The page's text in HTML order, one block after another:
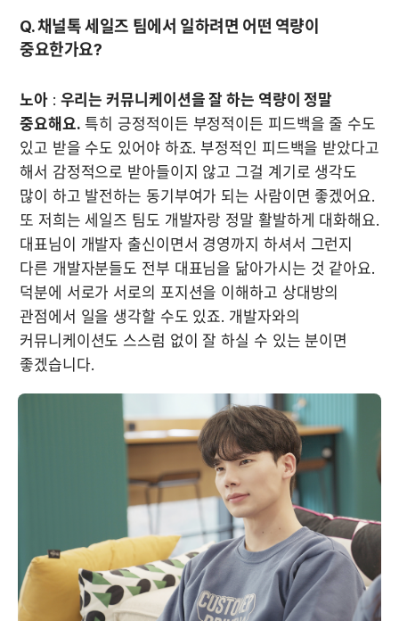
Q. 채널톡 세일즈 팀에서 일하려면 어떤 역량이
중요한가요?
노아 : 우리는 커뮤니케이션을 잘 하는 역량이 정말
중요해요. 특히 긍정적이든 부정적이든 피드백을 줄 수도
있고 받을 수도 있어야 하죠. 부정적인 피드백을 받았다고
해서 감정적으로 받아들이지 않고 그걸 계기로 생각도
많이 하고 발전하는 동기부여가 되는 사람이면 좋겠어요.
또 저희는 세일즈 팀도 개발자랑 정말 활발하게 대화해요.
대표님이 개발자 출신이면서 경영까지 하셔서 그런지
다른 개발자분들도 전부 대표님을 닮아가시는 것 같아요.
덕분에 서로가 서로의 포지션을 이해하고 상대방의
관점에서 일을 생각할 수도 있죠. 개발자와의
커뮤니케이션도 스스럼 없이 잘 하실 수 있는 분이면
좋겠습니다.